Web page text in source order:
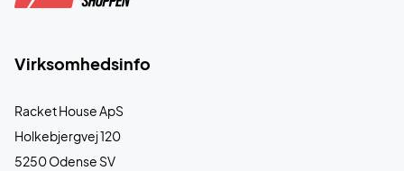
Virksomhedsinfo
Racket House ApS
Holkebjergvej 120
5250 Odense SV